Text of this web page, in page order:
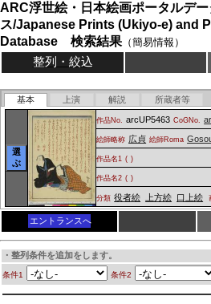
ARC浮世絵・日本絵画ポータルデ
ス/Japanese Prints (Ukiyo-e) and
Database 検索結果（簡易情報）
整列・絞込
基本 上演 解説 所蔵者等
選
ぶ
作品No. arcUP5463 CoGNo.
絵師略称 広貞 絵師Roma
作品名1 ( )
作品名2 ( )
分類 役者絵 上方絵 口上絵
エントランスへ
・整列条件を追加をします。
条件1 条件2